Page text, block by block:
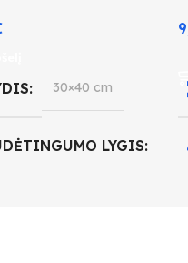
30×40 cm
LYGIS